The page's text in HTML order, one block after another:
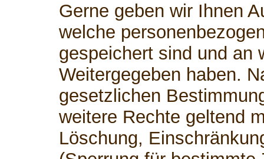
Gerne geben wir Ihnen
welche
gespeichert sind und an
Weitergegeben haben.
gesetzlichen
weitere Rechte geltend
Löschung,